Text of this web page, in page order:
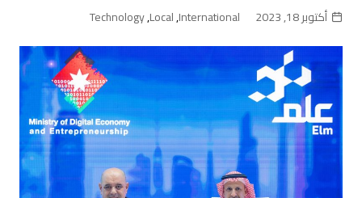
أكتوبر 18, 2023 International
,
Local
,
Technology